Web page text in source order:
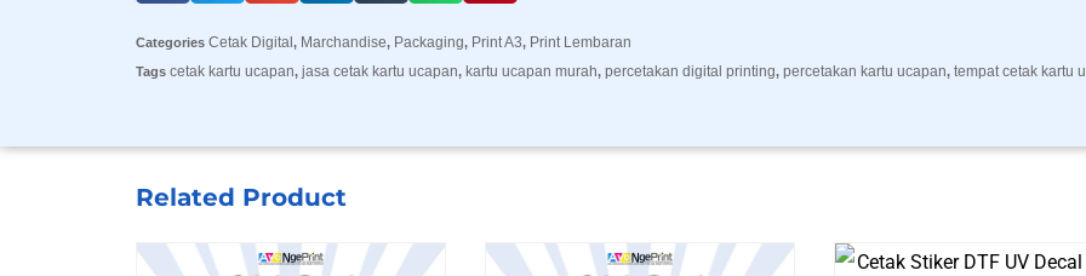
Categories Cetak Digital, Marchandise, Packaging, Print A3, Print Lembaran
Tags cetak kartu ucapan, jasa cetak kartu ucapan, kartu ucapan murah, percetakan digital printing, percetakan kartu ucapan, tempat cetak kartu
Related Product